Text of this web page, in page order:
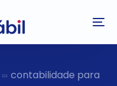
contabilidade para